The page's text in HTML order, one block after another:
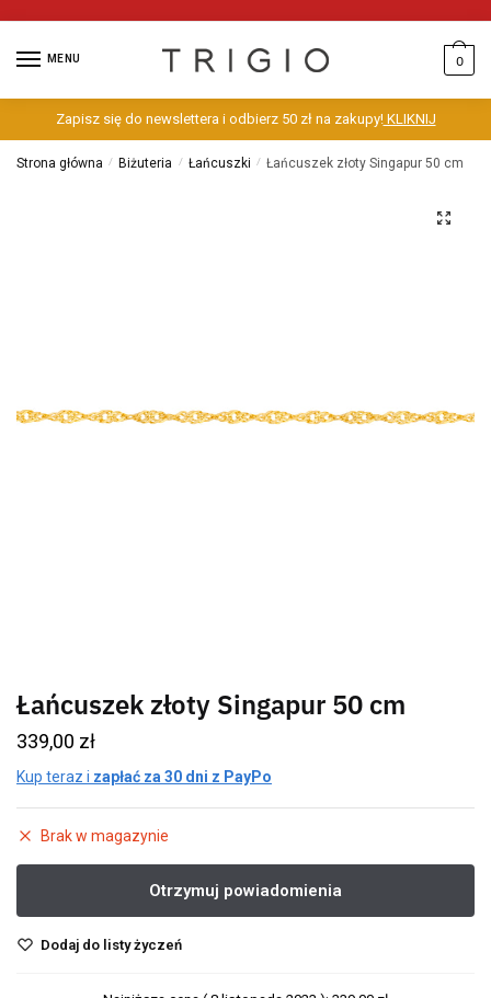
MENU 0
Zapisz się do newslettera i odbierz 50 zł na zakupy!KLIKNIJ
Strona główna / Biżuteria / Łańcuszki / Łańcuszek złoty Singapur 50 cm
Łańcuszek złoty Singapur 50 cm
339,00 zł
Kup teraz i zapłać za 30 dni z PayPo
Brak w magazynie
Dodaj do listy życzeń